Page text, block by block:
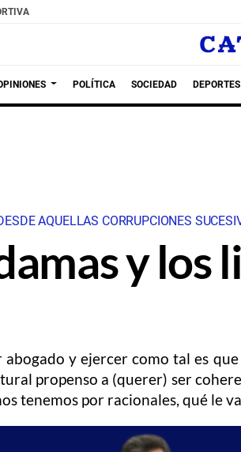
POLÍTICA SOCIEDAD DEPORTES
AQUELLAS CORRUPCIONES
y los
abogado y ejercer como tal es
propenso a (querer) ser
tenemos por racionales, qué le